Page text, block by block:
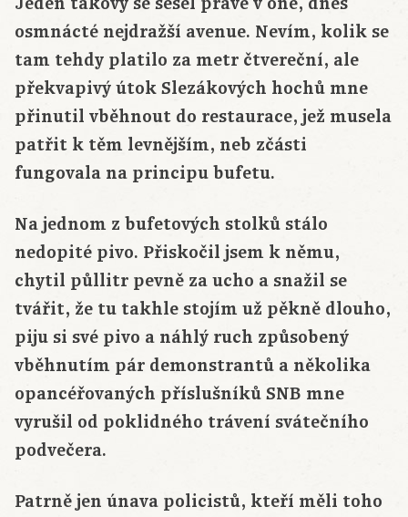
osmnácté nejdražší avenue. Nevím, kolik se
tam tehdy platilo za metr čtvereční, ale
překvapivý útok Slezákových hochů mne
přinutil vběhnout do restaurace, jež musela
patřit k těm levnějším, neb zčásti
fungovala na principu bufetu.
Na jednom z bufetových stolků stálo
nedopité pivo. Přiskočil jsem k němu,
chytil půllitr pevně za ucho a snažil se
tvářit, že tu takhle stojím už pěkně dlouho,
piju si své pivo a náhlý ruch způsobený
vběhnutím pár demonstrantů a několika
opancéřovaných příslušníků SNB mne
vyrušil od poklidného trávení svátečního
podvečera.
Patrně jen únava policistů, kteří měli toho